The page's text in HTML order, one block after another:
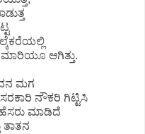
ಆಗಿತ್ತು.
ಮಗ
ನೌಕರಿ ಗಿಟ್ಟಿಸಿ
ಮಾಡಿದೆ
ತಾತನ